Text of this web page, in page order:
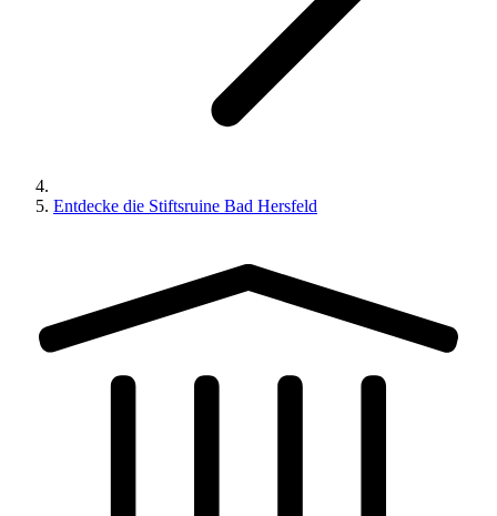
Entdecke die Stiftsruine Bad Hersfeld